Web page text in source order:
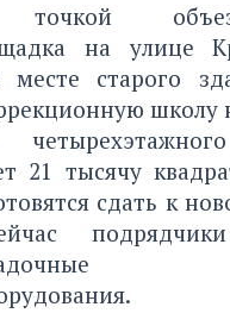
точкой
на улице
старого
школу
21 тысячу
сдать к